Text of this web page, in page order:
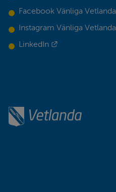
Facebook Vänliga Vetlanda
Instagram Vänliga Vetlanda
LinkedIn